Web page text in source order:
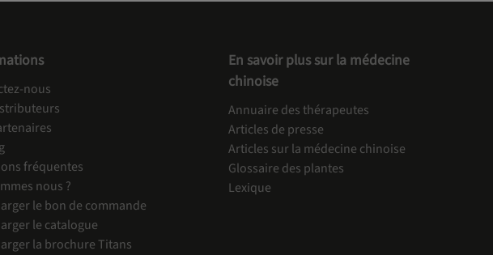
nous
fréquentes
nous ?
le bon de commande
le catalogue
la brochure Titans
En savoir plus sur la médecine
chinoise
Annuaire des thérapeutes
Articles de presse
Articles sur la médecine chinoise
Glossaire des plantes
Lexique